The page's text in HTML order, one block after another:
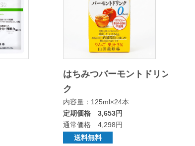
はちみつバーモントドリン
ク
内容量：125ml×24本
定期価格 3,653円
通常価格 4,298円
送料無料